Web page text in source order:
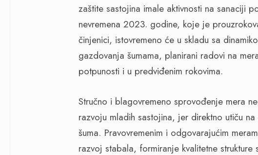
zaštite sastojina imale aktivnosti na sanaciji
nevremena 2023. godine, koje je
činjenici, istovremeno će u skladu sa
gazdovanja šumama, planirani radovi na
potpunosti i u predviđenim rokovima.
Stručno i blagovremeno sprovođenje mera
razvoju mladih sastojina, jer direktno utiču
šuma. Pravovremenim i odgovarajućim
razvoj stabala, formiranje kvalitetne